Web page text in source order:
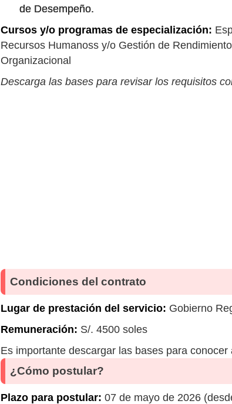
de Desempeño.
Cursos y/o programas de especialización:
Recursos Humanoss y/o Gestión de
Organizacional
Descarga las bases para revisar los requisitos
Condiciones del contrato
Lugar de prestación del servicio: Gobierno
Remuneración: S/. 4500 soles
Es importante descargar las bases para
¿Cómo postular?
Plazo para postular: 07 de mayo de 2026